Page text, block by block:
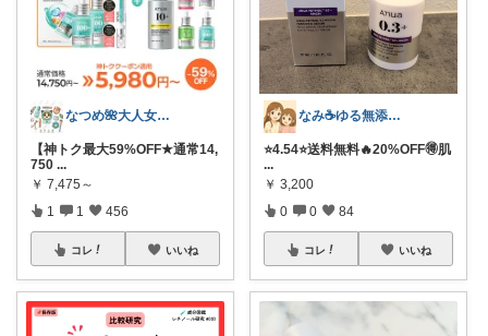
なつめ🌺大人女子のお悩み美容🫧
【神トク最大59%OFF★通常14,
750 ...
￥ 7,475～
1 1 456
コレ いいね
なみ☕ゆる無添加🌱5歳差姉妹
⭐️4.54⭐️送料無料🔥20%OFF🉐肌
...
￥ 3,200
0 0 84
コレ いいね